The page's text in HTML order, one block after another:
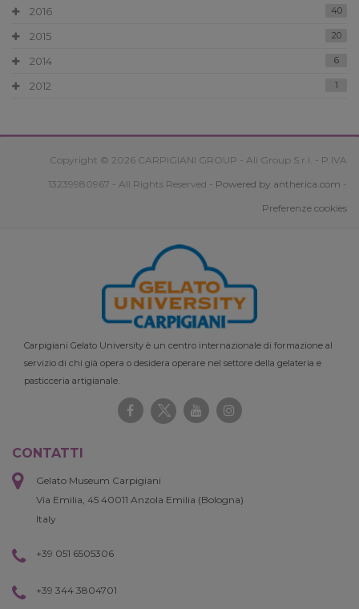
2016 40
2015 20
2014 6
2012 1
Copyright © 2026 CARPIGIANI GROUP - Ali Group S.r.l. - P.IVA
13239980967 - All Rights Reserved - Powered by antherica.com -
Preferenze cookies
Carpigiani Gelato University è un centro internazionale di formazione al
servizio di chi già opera o desidera operare nel settore della gelateria e
pasticceria artigianale.
CONTATTI
Gelato Museum Carpigiani
Via Emilia, 45 40011 Anzola Emilia (Bologna)
Italy
+39 051 6505306
+39 344 3804701